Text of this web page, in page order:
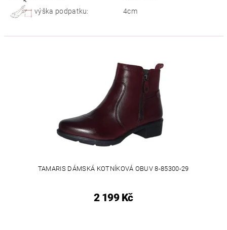
výška podpatku: 4cm
TAMARIS DÁMSKÁ KOTNÍKOVÁ OBUV 8-85300-29
2 199 Kč